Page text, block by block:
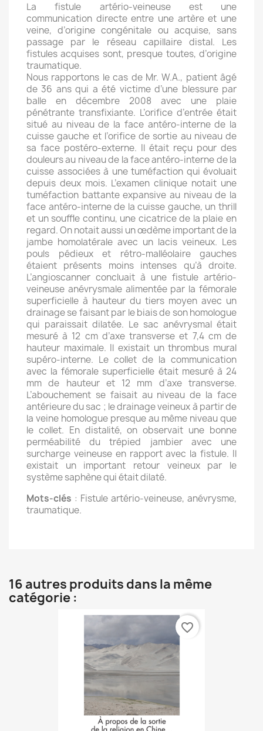
La fistule artério-veineuse est une
communication directe entre une artère et une
veine, d’origine congénitale ou acquise, sans
passage par le réseau capillaire distal. Les
fistules acquises sont, presque toutes, d’origine
traumatique.
Nous rapportons le cas de Mr. W.A., patient âgé
de 36 ans qui a été victime d’une blessure par
balle en décembre 2008 avec une plaie
pénétrante transfixiante. L’orifice d’entrée était
situé au niveau de la face antéro-interne de la
cuisse gauche et l’orifice de sortie au niveau de
sa face postéro-externe. Il était reçu pour des
douleurs au niveau de la face antéro-interne de la
cuisse associées à une tuméfaction qui évoluait
depuis deux mois. L’examen clinique notait une
tuméfaction battante expansive au niveau de la
face antéro-interne de la cuisse gauche, un thrill
et un souffle continu, une cicatrice de la plaie en
regard. On notait aussi un œdème important de la
jambe homolatérale avec un lacis veineux. Les
pouls pédieux et rétro-malléolaire gauches
étaient présents moins intenses qu’à droite.
L’angioscanner concluait à une fistule artério-
veineuse anévrysmale alimentée par la fémorale
superficielle à hauteur du tiers moyen avec un
drainage se faisant par le biais de son homologue
qui paraissait dilatée. Le sac anévrysmal était
mesuré à 12 cm d’axe transverse et 7,4 cm de
hauteur maximale. Il existait un thrombus mural
supéro-interne. Le collet de la communication
avec la fémorale superficielle était mesuré à 24
mm de hauteur et 12 mm d’axe transverse.
L’abouchement se faisait au niveau de la face
antérieure du sac ; le drainage veineux à partir de
la veine homologue presque au même niveau que
le collet. En distalité, on observait une bonne
perméabilité du trépied jambier avec une
surcharge veineuse en rapport avec la fistule. Il
existait un important retour veineux par le
système saphène qui était dilaté.
Mots-clés : Fistule artério-veineuse, anévrysme,
traumatique.
16 autres produits dans la même
catégorie :
favorite_border